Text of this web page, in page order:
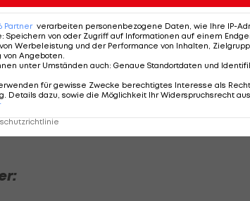
vom Titel bei der Heim-WM träumen
Kapitel im skandinavischen
(15.20 Uhr im LIVE-Ticker ) gehen die
als großer Favorit in das Duell
den Sprung ins Semifinale
Partner verarbeiten personenbezogene Daten, wie Ihre IP-
: Speichern von oder Zugriff auf Informationen auf einem
Werbeleistung und der Performance von Inhalten,
von Angeboten.
unter Umständen auch: Genaue Standortdaten und
für gewisse Zwecke berechtigtes Interesse als
Details dazu, sowie die Möglichkeit Ihr Widerspruchsrecht